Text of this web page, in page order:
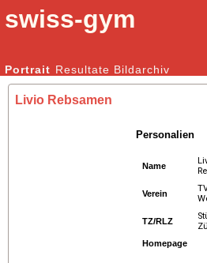
swiss-gym
Kunstturnen Männer | Kunstturnen
Portrait Resultate Bildarchiv
Livio Rebsamen
Personalien
Name
Verein
TZ/RLZ
Homepage